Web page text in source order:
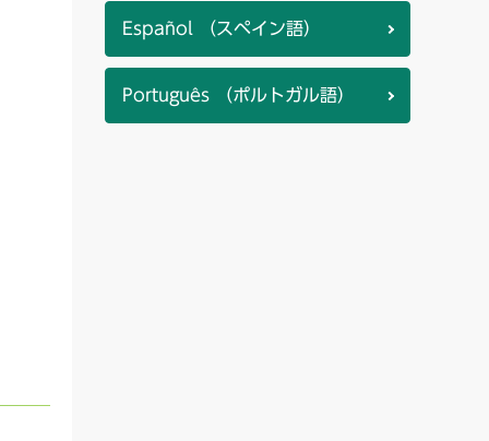
Español （スペイン語）
Português （ポルトガル語）